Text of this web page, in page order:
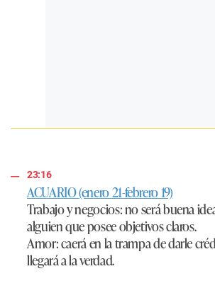
23:16
ACUARIO (enero 21-febrero 19)
Trabajo y negocios:no será buena
alguien que posee objetivos claros.
Amor:caerá en la trampa de darle
llegará a la verdad.